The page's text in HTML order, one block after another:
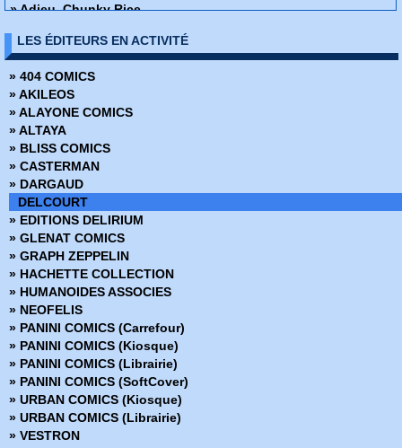
» Adieu, Chunky Rice
» Alex + Ada
» Ange ou Démon
» Apprendre à dessiner des super-héros
» Arrowsmith
» Assistante & Exécutrice
» Astronauts in trouble
» Athena
» Attoneen
» Au cœur de la tempête
» Avatar - Au coeur des ombres
» Avatar - Aux frontières de pandora
» Avatar - Le champ céleste
» Avatar - Le destin de Tsu Tey
» Avatar - S'adapter ou mourir
» Bad Ass
» Bad Blood
» Barnstormers
» Batman - Année 1
» Batman - Rire et mourir
» Batman - The Dark Knight
» Battle Chasers - Intégrale
» Battle Pope - Intégrale
» Battlebeast - Le Fauve de combat
LES ÉDITEURS EN ACTIVITÉ
» 404 COMICS
» AKILEOS
» ALAYONE COMICS
» ALTAYA
» BLISS COMICS
» CASTERMAN
» DARGAUD
DELCOURT
» EDITIONS DELIRIUM
» GLENAT COMICS
» GRAPH ZEPPELIN
» HACHETTE COLLECTION
» HUMANOIDES ASSOCIES
» NEOFELIS
» PANINI COMICS (Carrefour)
» PANINI COMICS (Kiosque)
» PANINI COMICS (Librairie)
» PANINI COMICS (SoftCover)
» URBAN COMICS (Kiosque)
» URBAN COMICS (Librairie)
» VESTRON